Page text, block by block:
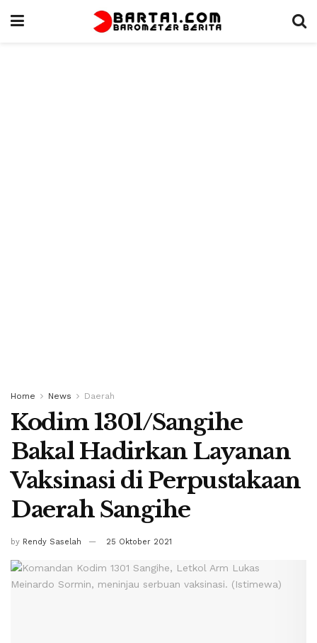
Home News Daerah
Kodim 1301/Sangihe
Bakal Hadirkan Layanan
Vaksinasi di Perpustakaan
Daerah Sangihe
by Rendy Saselah 25 Oktober 2021